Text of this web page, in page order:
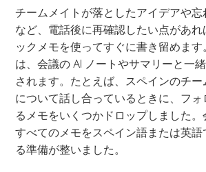
チームメイトが落としたアイデアや忘
など、電話後に再確認したい点があ
ックメモを使ってすぐに書き留めま
は、会議の AI ノートやサマリーと一
されます。たとえば、スペインのチ
について話し合っているときに、フ
るメモをいくつかドロップしました。
すべてのメモをスペイン語または英
る準備が整いました。